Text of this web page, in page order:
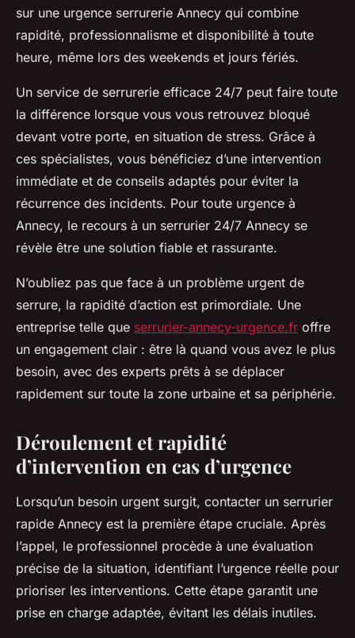
sur une urgence serrurerie Annecy qui combine
rapidité, professionnalisme et disponibilité à toute
heure, même lors des weekends et jours fériés.
Un service de serrurerie efficace 24/7 peut faire toute
la différence lorsque vous vous retrouvez bloqué
devant votre porte, en situation de stress. Grâce à
ces spécialistes, vous bénéficiez d’une intervention
immédiate et de conseils adaptés pour éviter la
récurrence des incidents. Pour toute urgence à
Annecy, le recours à un serrurier 24/7 Annecy se
révèle être une solution fiable et rassurante.
N’oubliez pas que face à un problème urgent de
serrure, la rapidité d’action est primordiale. Une
entreprise telle que serrurier-annecy-urgence.fr offre
un engagement clair : être là quand vous avez le plus
besoin, avec des experts prêts à se déplacer
rapidement sur toute la zone urbaine et sa périphérie.
Déroulement et rapidité
d’intervention en cas d’urgence
Lorsqu’un besoin urgent surgit, contacter un serrurier
rapide Annecy est la première étape cruciale. Après
l’appel, le professionnel procède à une évaluation
précise de la situation, identifiant l’urgence réelle pour
prioriser les interventions. Cette étape garantit une
prise en charge adaptée, évitant les délais inutiles.